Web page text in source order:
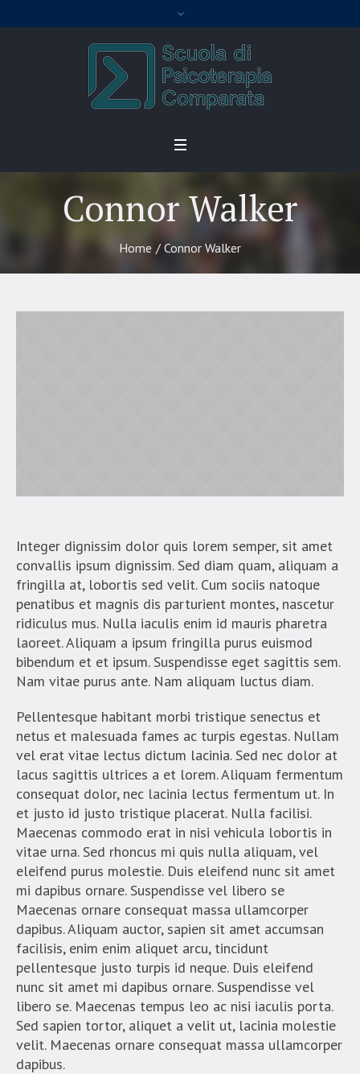
Connor Walker
Home / Connor Walker
Integer dignissim dolor quis lorem semper, sit amet
convallis ipsum dignissim. Sed diam quam, aliquam a
fringilla at, lobortis sed velit. Cum sociis natoque
penatibus et magnis dis parturient montes, nascetur
ridiculus mus. Nulla iaculis enim id mauris pharetra
laoreet. Aliquam a ipsum fringilla purus euismod
bibendum et et ipsum. Suspendisse eget sagittis sem.
Nam vitae purus ante. Nam aliquam luctus diam.
Pellentesque habitant morbi tristique senectus et
netus et malesuada fames ac turpis egestas. Nullam
vel erat vitae lectus dictum lacinia. Sed nec dolor at
lacus sagittis ultrices a et lorem. Aliquam fermentum
consequat dolor, nec lacinia lectus fermentum ut. In
et justo id justo tristique placerat. Nulla facilisi.
Maecenas commodo erat in nisi vehicula lobortis in
vitae urna. Sed rhoncus mi quis nulla aliquam, vel
eleifend purus molestie. Duis eleifend nunc sit amet
mi dapibus ornare. Suspendisse vel libero se
Maecenas ornare consequat massa ullamcorper
dapibus. Aliquam auctor, sapien sit amet accumsan
facilisis, enim enim aliquet arcu, tincidunt
pellentesque justo turpis id neque. Duis eleifend
nunc sit amet mi dapibus ornare. Suspendisse vel
libero se. Maecenas tempus leo ac nisi iaculis porta.
Sed sapien tortor, aliquet a velit ut, lacinia molestie
velit. Maecenas ornare consequat massa ullamcorper
dapibus.